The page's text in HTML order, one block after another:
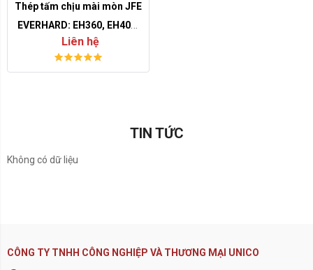
Thép tấm chịu mài mòn JFE
EVERHARD: EH360, EH400,
EH500 cho chi tiết công
nghiệp
Liên hệ
TIN TỨC
Không có dữ liệu
CÔNG TY TNHH CÔNG NGHIỆP VÀ THƯƠNG MẠI UNICO